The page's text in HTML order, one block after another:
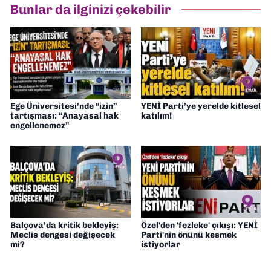
Bunlar da ilginizi çekebilir
Ege Üniversitesi’nde “izin”
tartışması: “Anayasal hak
engellenemez”
YENİ Parti’ye yerelde kitlesel
katılım!
Balçova’da kritik bekleyiş:
Meclis dengesi değişecek
mi?
Özel'den 'fezleke' çıkışı: YENİ
Parti'nin önünü kesmek
istiyorlar